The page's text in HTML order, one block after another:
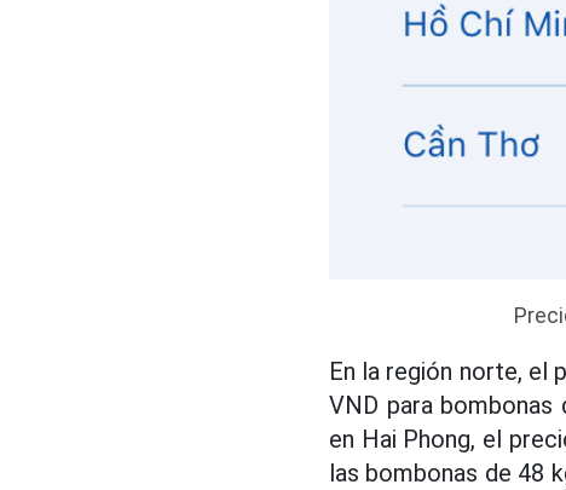
En la región norte, el
VND para bombonas
en Hai Phong, el
las bombonas de 48